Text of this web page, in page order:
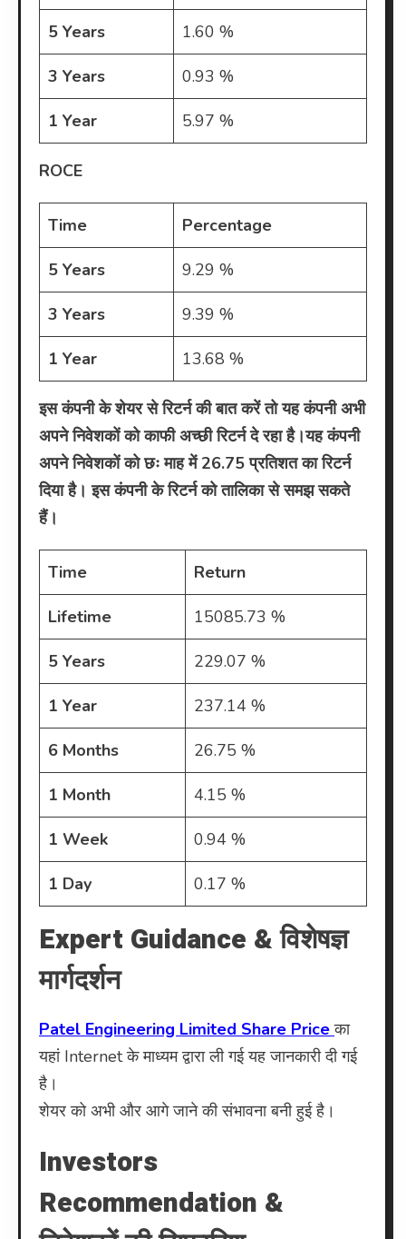
5 Years 1.60 %
3 Years 0.93 %
1 Year 5.97 %
ROCE
Time Percentage
5 Years 9.29 %
3 Years 9.39 %
1 Year 13.68 %
इस कंपनी के शेयर से रिटर्न की बात करें तो यह कंपनी अभी
अपने निवेशकों को काफी अच्छी रिटर्न दे रहा है।यह कंपनी
अपने निवेशकों को छः माह में 26.75 प्रतिशत का रिटर्न
दिया है। इस कंपनी के रिटर्न को तालिका से समझ सकते
हैं।
Time Return
Lifetime 15085.73 %
5 Years 229.07 %
1 Year 237.14 %
6 Months 26.75 %
1 Month 4.15 %
1 Week 0.94 %
1 Day 0.17 %
Expert Guidance & विशेषज्ञ
मार्गदर्शन
Patel Engineering Limited Share Price का
यहां Internet के माध्यम द्वारा ली गई यह जानकारी दी गई
है।
शेयर को अभी और आगे जाने की संभावना बनी हुई है।
Investors
Recommendation &